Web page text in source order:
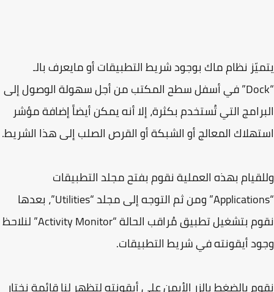
نظام ماك بوجود شريط التطبيقات أو مايعرف بالـ
“Dock” في أسفل سطح المكتب من أجل سهولة الوصول إلى
التي تُستخدم بكثرة، إلا أنه يمكن أيضاً إضافة مؤشر
المعالج أو الشبكة أو القرص الصلب إلى هذا الشريط.
بهذه العملية نقوم بفتح مجلد التطبيقات
“Applications” ومن ثم التوجه إلى مجلد “Utilities”، بعدها
نقوم بتشغيل تطبيق مُراقب الحالة “Activity Monitor” لنلاحظ
أيقونته في شريط التطبيقات.
بالضغط بالزر الأيمن على أيقونته لتظهر لنا قائمة نختار